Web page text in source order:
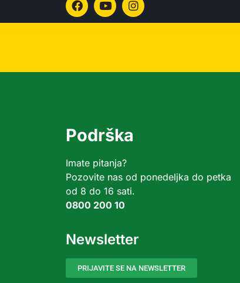
Podrška
Imate pitanja?
Pozovite nas od ponedeljka do petka
od 8 do 16 sati.
0800 200 10
Newsletter
PRIJAVITE SE NA NEWSLETTER